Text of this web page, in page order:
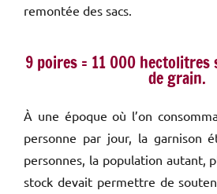
remontée des sacs.
9 poires = 11 000
de grain.
À une époque où l’on
personne par jour, la garnison
personnes, la population autant,
stock devait permettre de